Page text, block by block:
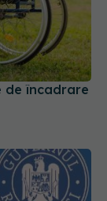
de încadrare